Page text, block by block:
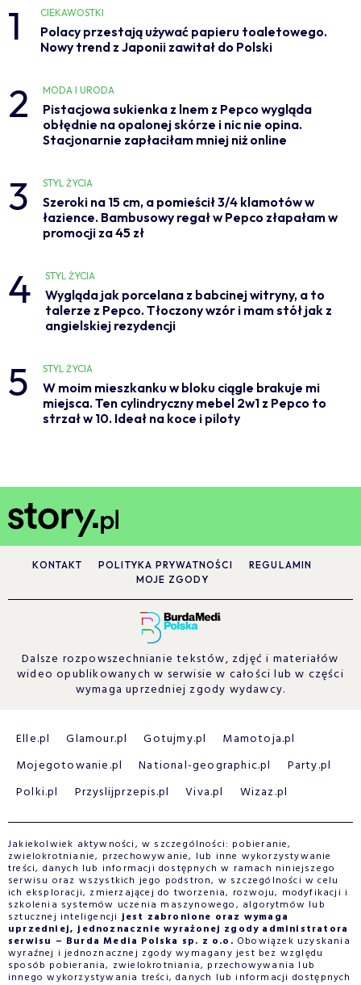
1 CIEKAWOSTKI
Polacy przestają używać papieru toaletowego.
Nowy trend z Japonii zawitał do Polski
2 MODA I URODA
Pistacjowa sukienka z lnem z Pepco wygląda
obłędnie na opalonej skórze i nic nie opina.
Stacjonarnie zapłaciłam mniej niż online
3 STYL ŻYCIA
Szeroki na 15 cm, a pomieścił 3/4 klamotów w
łazience. Bambusowy regał w Pepco złapałam w
promocji za 45 zł
4 STYL ŻYCIA
Wygląda jak porcelana z babcinej witryny, a to
talerze z Pepco. Tłoczony wzór i mam stół jak z
angielskiej rezydencji
5 STYL ŻYCIA
W moim mieszkanku w bloku ciągle brakuje mi
miejsca. Ten cylindryczny mebel 2w1 z Pepco to
strzał w 10. Ideał na koce i piloty
KONTAKT POLITYKA PRYWATNOŚCI
REGULAMIN
MOJE ZGODY
Dalsze rozpowszechnianie tekstów, zdjęć i materiałów
wideo opublikowanych w serwisie w całości lub w części
wymaga uprzedniej zgody wydawcy.
Elle.pl Glamour.pl Gotujmy.pl
Mamotoja.pl
Mojegotowanie.pl
National-geographic.pl
Party.pl
Polki.pl
Przyslijprzepis.pl Viva.pl Wizaz.pl
Jakiekolwiek aktywności, w szczególności: pobieranie,
zwielokrotnianie, przechowywanie, lub inne wykorzystywanie
treści, danych lub informacji dostępnych w ramach niniejszego
serwisu oraz wszystkich jego podstron, w szczególności w celu
ich eksploracji, zmierzającej do tworzenia, rozwoju, modyfikacji i
szkolenia systemów uczenia maszynowego, algorytmów lub
sztucznej inteligencjijest zabronione oraz wymaga
uprzedniej, jednoznacznie wyrażonej zgody administratora
serwisu – Burda Media Polska sp. z o.o. Obowiązek uzyskania
wyraźnej i jednoznacznej zgody wymagany jest bez względu
sposób pobierania, zwielokrotniania, przechowywania lub
innego wykorzystywania treści, danych lub informacji dostępnych